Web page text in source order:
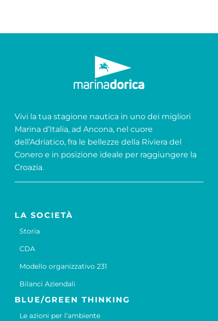
Vivi la tua stagione nautica in uno dei migliori
Marina d’Italia, ad Ancona, nel cuore
dell’Adriatico, fra le bellezze della Riviera del
Conero e in posizione ideale per raggiungere la
Croazia.
LA SOCIETÀ
Storia
CDA
Modello organizzativo 231
Bilanci Aziendali
BLUE/GREEN THINKING
Le azioni per l’ambiente